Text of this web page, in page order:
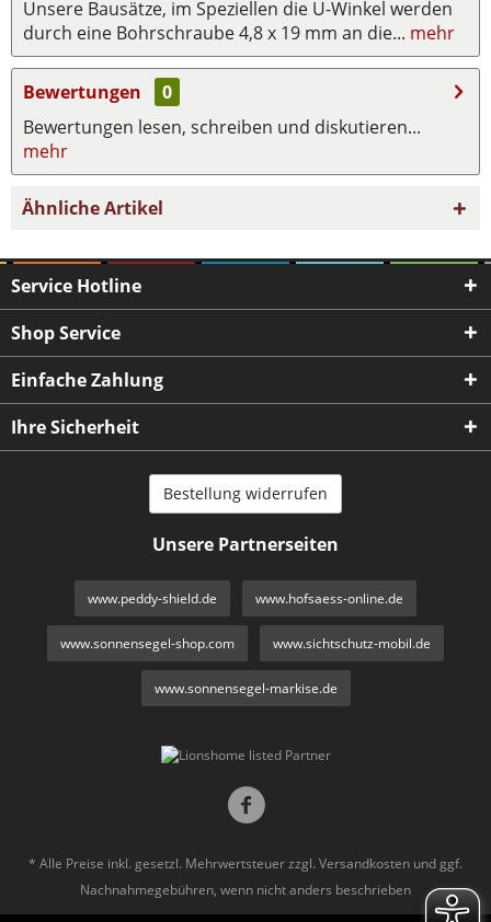
Unsere Bausätze, im Speziellen die U-Winkel werden
durch eine Bohrschraube 4,8 x 19 mm an die... mehr
Bewertungen
0
Bewertungen lesen, schreiben und diskutieren...
mehr
Ähnliche Artikel
Service Hotline
Shop Service
Einfache Zahlung
Ihre Sicherheit
Bestellung widerrufen
Unsere Partnerseiten
www.peddy-shield.de www.hofsaess-online.de
www.sonnensegel-shop.com www.sichtschutz-mobil.de
www.sonnensegel-markise.de
* Alle Preise inkl. gesetzl. Mehrwertsteuer zzgl. Versandkosten und ggf.
Nachnahmegebühren, wenn nicht anders beschrieben